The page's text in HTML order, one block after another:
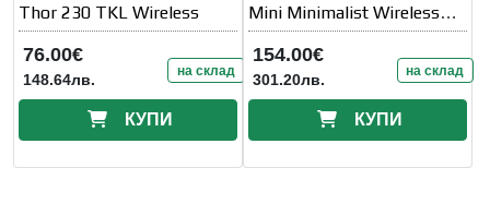
Thor 230 TKL Wireless
76.00€
148.64лв. на склад
КУПИ
Mini Minimalist Wireless
Illuminated Keyboard -
GRAPHITE - US
154.00€
301.20лв. на склад
КУПИ